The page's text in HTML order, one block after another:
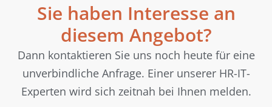
Sie haben Interesse an
diesem Angebot?
Dann kontaktieren Sie uns noch heute für eine
unverbindliche Anfrage. Einer unserer HR-IT-
Experten wird sich zeitnah bei Ihnen melden.